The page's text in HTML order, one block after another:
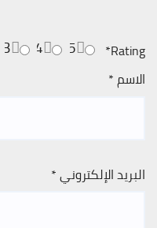
Rating
*
5
4
3
الاسم*
البريد الإلكتروني*